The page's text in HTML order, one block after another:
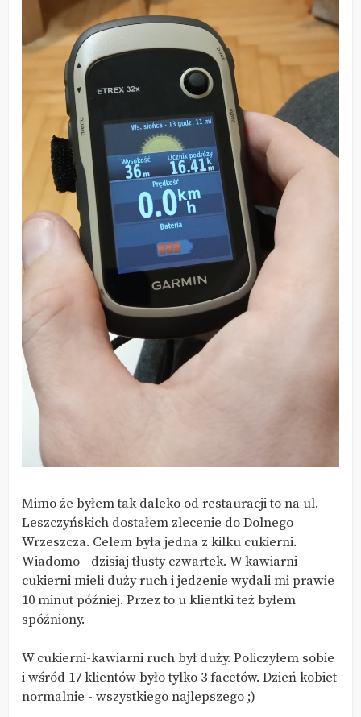
Mimo że byłem tak daleko od restauracji to na ul.
Leszczyńskich dostałem zlecenie do Dolnego
Wrzeszcza. Celem była jedna z kilku cukierni.
Wiadomo - dzisiaj tłusty czwartek. W kawiarni-
cukierni mieli duży ruch i jedzenie wydali mi prawie
10 minut później. Przez to u klientki też byłem
spóźniony.
W cukierni-kawiarni ruch był duży. Policzyłem sobie
i wśród 17 klientów było tylko 3 facetów. Dzień kobiet
normalnie - wszystkiego najlepszego ;)